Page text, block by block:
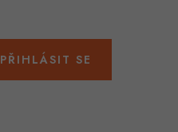
PŘIHLÁSIT SE